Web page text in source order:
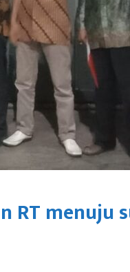
RT menuju